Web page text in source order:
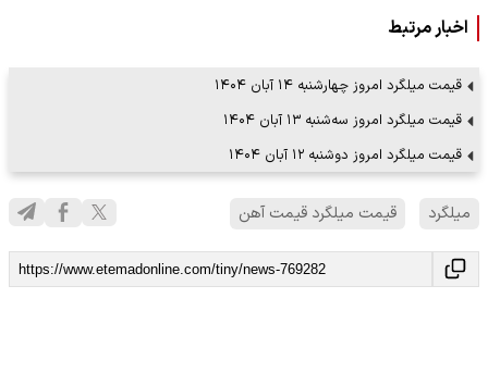
اخبار مرتبط
قیمت میلگرد امروز چهارشنبه ۱۴ آبان ۱۴۰۴
قیمت میلگرد امروز سه‌شنبه ۱۳ آبان ۱۴۰۴
قیمت میلگرد امروز دوشنبه ۱۲ آبان ۱۴۰۴
میلگرد قیمت میلگرد قیمت آهن